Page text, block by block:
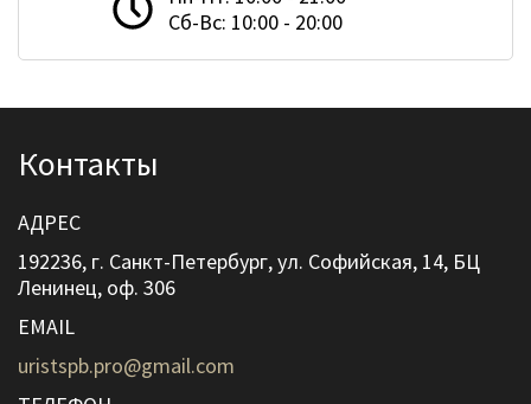
Сб-Вс: 10:00 - 20:00
Контакты
АДРЕС
192236, г. Санкт-Петербург, ул. Софийская, 14, БЦ
Ленинец, оф. 306
EMAIL
uristspb.pro@gmail.com